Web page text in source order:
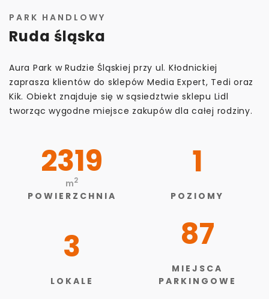
PARK HANDLOWY
Ruda śląska
Aura Park w Rudzie Śląskiej przy ul. Kłodnickiej
zaprasza klientów do sklepów Media Expert, Tedi oraz
Kik. Obiekt znajduje się w sąsiedztwie sklepu Lidl
tworząc wygodne miejsce zakupów dla całej rodziny.
2319
m2
POWIERZCHNIA
1
POZIOMY
3
LOKALE
87
MIEJSCA
PARKINGOWE